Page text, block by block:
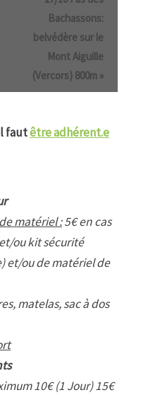
Bachassons:
belvédère sur le
Mont Aiguille
(Vercors) 800m »
fautêtre adhérent.e
matériel :5€ en cas
ou kit sécurité
et/ou de matériel de
matelas, sac à dos
10€ (1 Jour) 15€